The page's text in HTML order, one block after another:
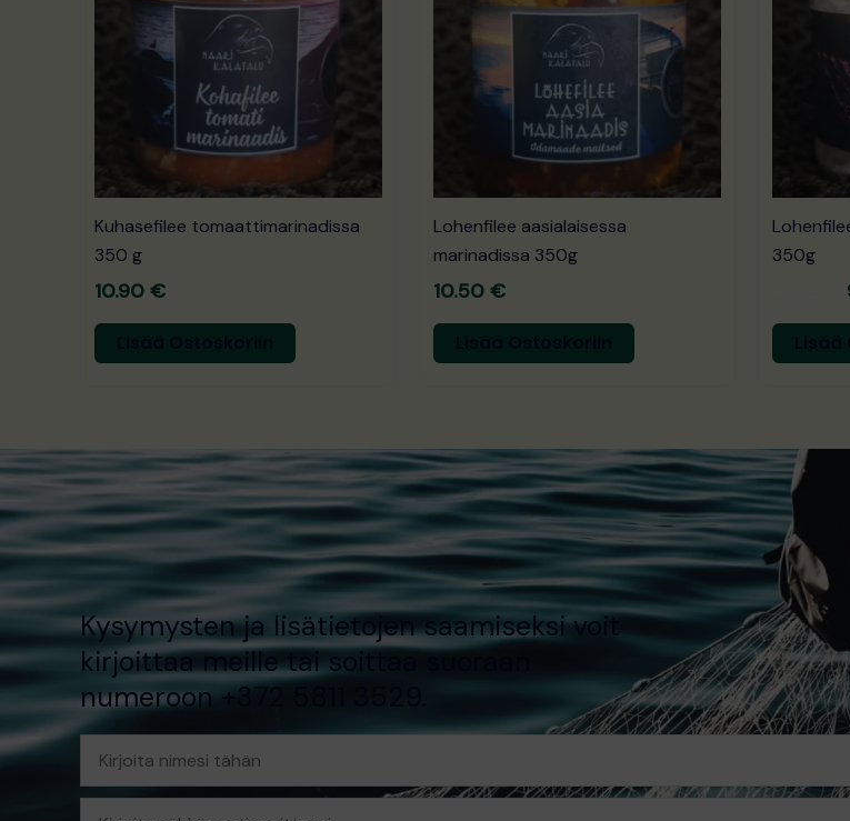
Kuhasefilee tomaattimarinadissa
350 g
10.90 €
Lohenfilee aasialaisessa
marinadissa 350g
10.50 €
350g
Kysymysten ja lisätietojen saamiseksi voit
kirjoittaa meille tai soittaa suoraan
numeroon +372 5811 3529.